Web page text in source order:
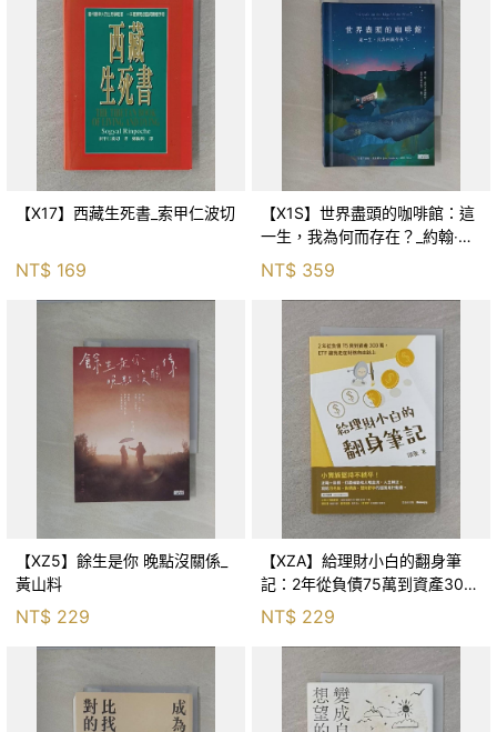
【X17】西藏生死書_索甲仁波切
NT$ 169
【X1S】世界盡頭的咖啡館：這
一生，我為何而存在？_約翰‧史
崔勒基, Elsa
NT$ 359
【XZ5】餘生是你 晚點沒關係_
黃山料
NT$ 229
【XZA】給理財小白的翻身筆
記：2年從負債75萬到資產300
萬，ETF讓我走在財務自由路上_
鐵蛋
NT$ 229